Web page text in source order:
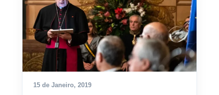
15 de Janeiro, 2019
A
e
n
d
a
C
o
n
o